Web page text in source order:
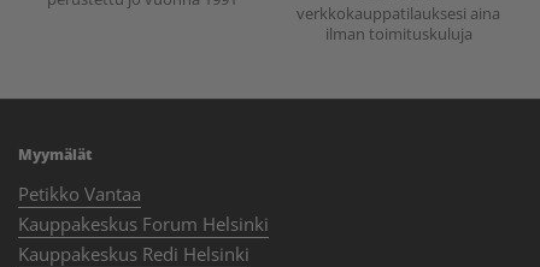
verkkokauppatilauksesi aina
ilman toimituskuluja
Myymälät
Petikko Vantaa
Kauppakeskus Forum Helsinki
Kauppakeskus Redi Helsinki